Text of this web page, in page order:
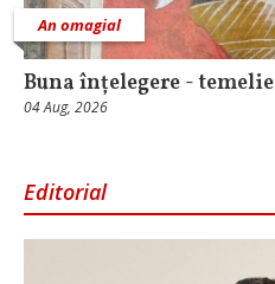
An omagial
Buna înțelegere -
04 Aug, 2026
Editorial